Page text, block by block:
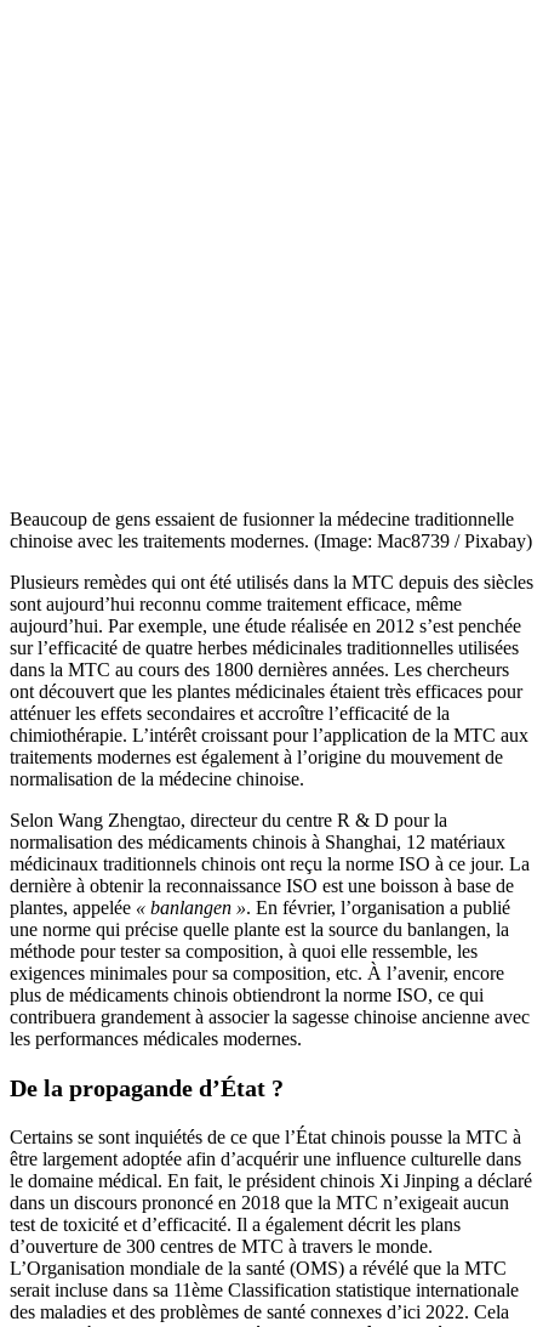
Beaucoup de gens essaient de fusionner la médecine traditionnelle
chinoise avec les traitements modernes. (Image: Mac8739 / Pixabay)
Plusieurs remèdes qui ont été utilisés dans la MTC depuis des siècles
sont aujourd’hui reconnu comme traitement efficace, même
aujourd’hui. Par exemple, une étude réalisée en 2012 s’est penchée
sur l’efficacité de quatre herbes médicinales traditionnelles utilisées
dans la MTC au cours des 1800 dernières années. Les chercheurs
ont découvert que les plantes médicinales étaient très efficaces pour
atténuer les effets secondaires et accroître l’efficacité de la
chimiothérapie. L’intérêt croissant pour l’application de la MTC aux
traitements modernes est également à l’origine du mouvement de
normalisation de la médecine chinoise.
Selon Wang Zhengtao, directeur du centre R & D pour la
normalisation des médicaments chinois à Shanghai, 12 matériaux
médicinaux traditionnels chinois ont reçu la norme ISO à ce jour. La
dernière à obtenir la reconnaissance ISO est une boisson à base de
plantes, appelée « banlangen ». En février, l’organisation a publié
une norme qui précise quelle plante est la source du banlangen, la
méthode pour tester sa composition, à quoi elle ressemble, les
exigences minimales pour sa composition, etc. À l’avenir, encore
plus de médicaments chinois obtiendront la norme ISO, ce qui
contribuera grandement à associer la sagesse chinoise ancienne avec
les performances médicales modernes.
De la propagande d’État ?
Certains se sont inquiétés de ce que l’État chinois pousse la MTC à
être largement adoptée afin d’acquérir une influence culturelle dans
le domaine médical. En fait, le président chinois Xi Jinping a déclaré
dans un discours prononcé en 2018 que la MTC n’exigeait aucun
test de toxicité et d’efficacité. Il a également décrit les plans
d’ouverture de 300 centres de MTC à travers le monde.
L’Organisation mondiale de la santé (OMS) a révélé que la MTC
serait incluse dans sa 11ème Classification statistique internationale
des maladies et des problèmes de santé connexes d’ici 2022. Cela